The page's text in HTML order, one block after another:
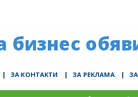
бизнес
| ЗА КОНТАКТИ | ЗА РЕКЛАМА |